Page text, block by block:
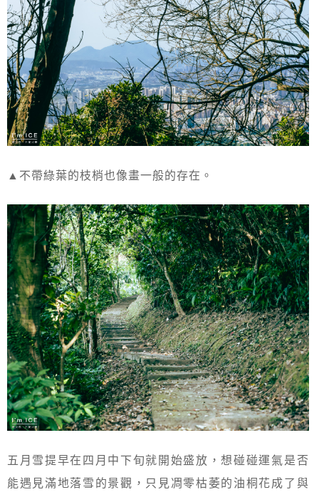
▲不帶綠葉的枝梢也像畫一般的存在。
五月雪提早在四月中下旬就開始盛放，想碰碰運氣是否
能遇見滿地落雪的景觀，只見凋零枯萎的油桐花成了與